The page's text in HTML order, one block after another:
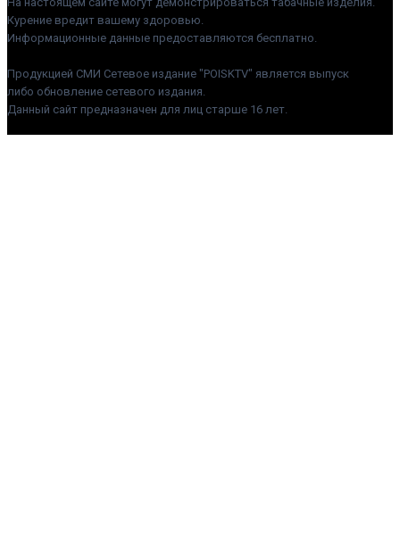
Курение вредит вашему здоровью.
Информационные данные предоставляются бесплатно.
Продукцией СМИ Сетевое издание "POISKTV" является выпуск
либо обновление сетевого издания.
Данный сайт предназначен для лиц старше 16 лет.